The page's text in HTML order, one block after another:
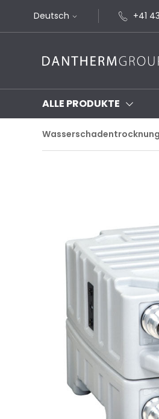
Deutsch +41
ALLE PRODUKTE
Wasserschadentrocknung